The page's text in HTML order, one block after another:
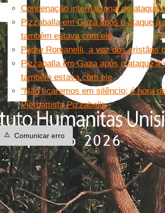
Condenação internacional do
Pizzaballa em Gaza após o ataque
também estava com ele
Padre Romanelli, a voz dos cristãos
Pizzaballa em Gaza após o ataque
também estava com ele
"Não ficaremos em silêncio; é hora
Pierbattista Pizzaballa
⚠️ Comunicar erro